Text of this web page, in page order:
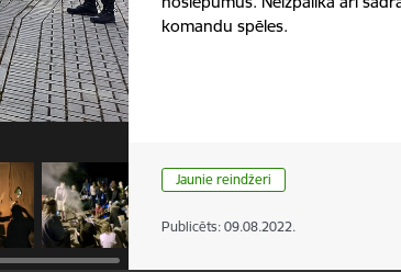
komandu spēles.
Jaunie reindžeri
Publicēts: 09.08.2022.